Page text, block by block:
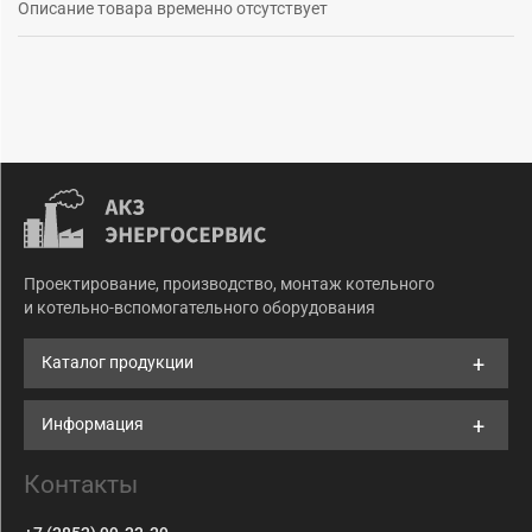
Описание товара временно отсутствует
Проектирование, производство, монтаж котельного
и котельно-вспомогательного оборудования
Каталог продукции
Информация
Контакты